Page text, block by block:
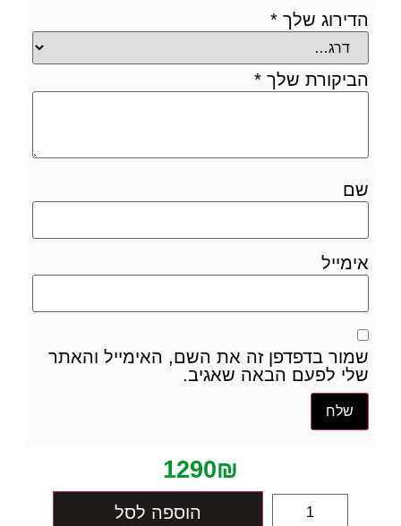
הדירוג שלך *
הביקורת שלך *
שם
אימייל
שמור בדפדפן זה את השם, האימייל והאתר
שלי לפעם הבאה שאגיב.
1290₪
הוספה לסל